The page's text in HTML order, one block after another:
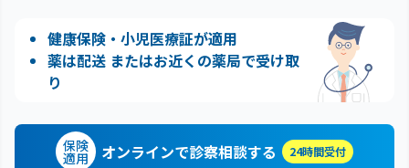
健康保険・小児医療証が適用
薬は配送 またはお近くの薬局で受け取
り
保険
適用 オンラインで診察相談する 24時間受付